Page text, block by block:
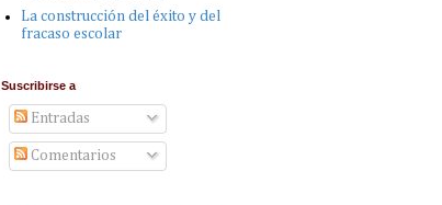
La construcción del éxito y del
fracaso escolar
Suscribirse a
Entradas
Comentarios